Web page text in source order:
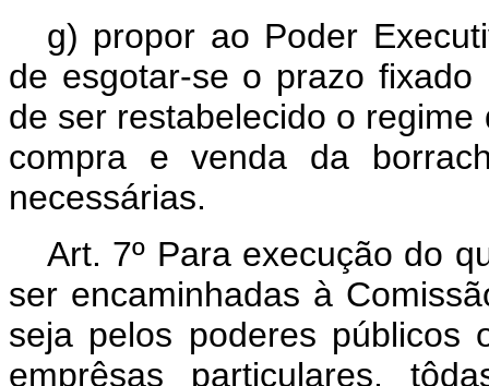
g) propor ao Poder
de esgotar-se o prazo
de ser restabelecido o
compra e venda da
necessárias.
Art. 7º Para execução do
ser encaminhadas à
seja pelos poderes públicos
emprêsas particulares,